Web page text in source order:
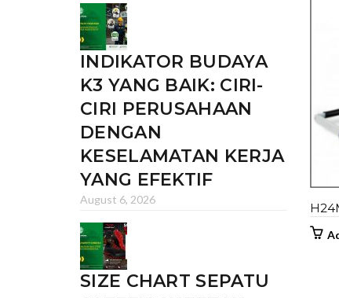
INDIKATOR BUDAYA
K3 YANG BAIK: CIRI-
CIRI PERUSAHAAN
DENGAN
KESELAMATAN KERJA
YANG EFEKTIF
August 6, 2026
SIZE CHART SEPATU